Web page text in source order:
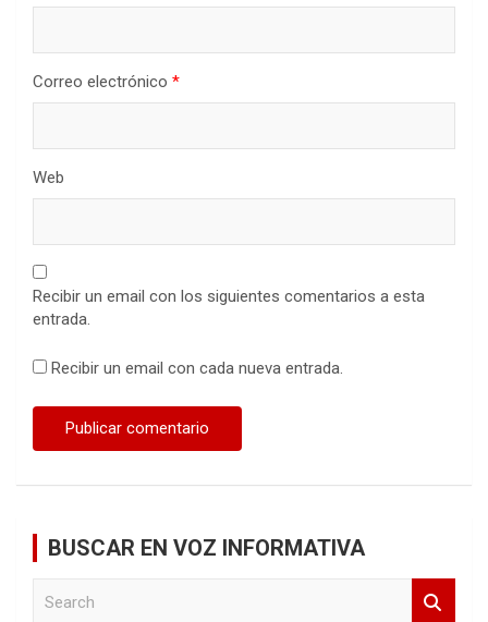
Correo electrónico *
Web
Recibir un email con los siguientes comentarios a esta
entrada.
Recibir un email con cada nueva entrada.
BUSCAR EN VOZ INFORMATIVA